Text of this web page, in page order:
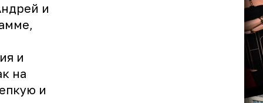
и
и
на
и